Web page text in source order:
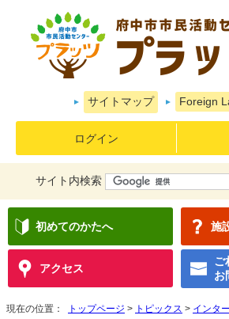
サイトマップ Foreign
ログイン
サイト内検索
初めてのかたへ 施
アクセス
ご
お
現在の位置： トップページ > トピックス > インタ